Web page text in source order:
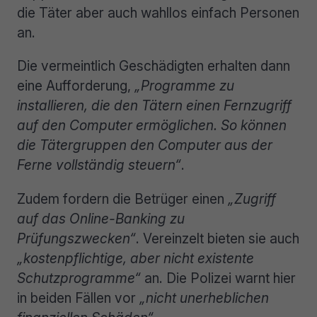
die Täter aber auch wahllos einfach Personen
an.
Die vermeintlich Geschädigten erhalten dann
eine Aufforderung, „Programme zu
installieren, die den Tätern einen Fernzugriff
auf den Computer ermöglichen. So können
die Tätergruppen den Computer aus der
Ferne vollständig steuern“.
Zudem fordern die Betrüger einen „Zugriff
auf das Online-Banking zu
Prüfungszwecken“. Vereinzelt bieten sie auch
„kostenpflichtige, aber nicht existente
Schutzprogramme“ an. Die Polizei warnt hier
in beiden Fällen vor „nicht unerheblichen